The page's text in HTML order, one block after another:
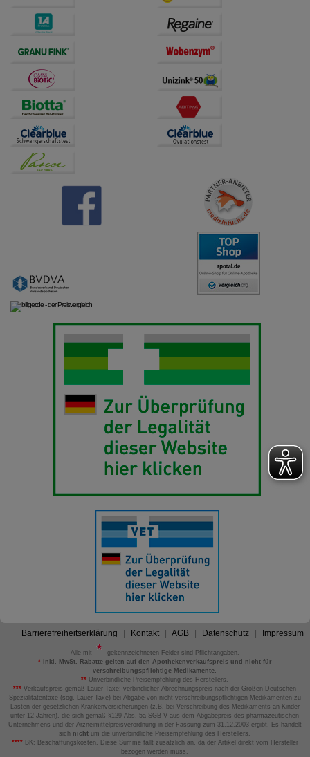
Barrierefreiheitserklärung Kontakt AGB Datenschutz Impressum
Alle mit
gekennzeichneten Felder sind Pflichtangaben.
*inkl. MwSt. Rabatte gelten auf den Apothekenverkaufspreis und nicht für
verschreibungspflichtige Medikamente.
** Unverbindliche Preisempfehlung des Herstellers.
*** Verkaufspreis gemäß Lauer-Taxe; verbindlicher Abrechnungspreis nach der Großen Deutschen
Spezialitätentaxe (sog. Lauer-Taxe) bei Abgabe von nicht verschreibungspflichtigen Medikamenten zu
Lasten der gesetzlichen Krankenversicherungen (z.B. bei Verschreibung des Medikaments an Kinder
unter 12 Jahren), die sich gemäß §129 Abs. 5a SGB V aus dem Abgabepreis des pharmazeutischen
Unternehmens und der Arzneimittelpreisverordnung in der Fassung zum 31.12.2003 ergibt. Es handelt
sich nicht um die unverbindliche Preisempfehlung des Herstellers.
****BK: Beschaffungskosten. Diese Summe fällt zusätzlich an, da der Artikel direkt vom Hersteller
bezogen werden muss.